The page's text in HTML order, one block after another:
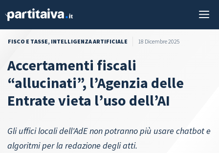
FISCO E TASSE, INTELLIGENZA ARTIFICIALE 18 Dicembre 2025
Accertamenti fiscali
“allucinati”, l’Agenzia delle
Entrate vieta l’uso dell’AI
Gli uffici locali dell'AdE non potranno più usare chatbot e
algoritmi per la redazione degli atti.